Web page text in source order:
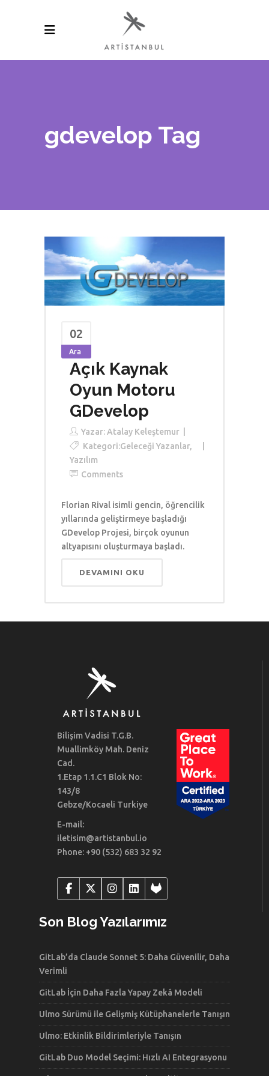
gdevelop Tag
02
Ara
Açık Kaynak
Oyun Motoru
GDevelop
Yazar:Atalay Keleştemur
Kategori:Geleceği Yazanlar,
Yazılım
Comments
Florian Rival isimli gencin, öğrencilik
yıllarında geliştirmeye başladığı
GDevelop Projesi, birçok oyunun
altyapısını oluşturmaya başladı.
DEVAMINI OKU
Bilişim Vadisi T.G.B.
Muallimköy Mah. Deniz
Cad.
1.Etap 1.1.C1 Blok No:
143/8
Gebze/Kocaeli Turkiye
E-mail:
iletisim@artistanbul.io
Phone: +90 (532) 683 32 92
Son Blog Yazılarımız
GitLab’da Claude Sonnet 5: Daha Güvenilir, Daha
Verimli
GitLab İçin Daha Fazla Yapay Zekâ Modeli
Ulmo Sürümü ile Gelişmiş Kütüphanelerle Tanışın
Ulmo: Etkinlik Bildirimleriyle Tanışın
GitLab Duo Model Seçimi: Hızlı AI Entegrasyonu